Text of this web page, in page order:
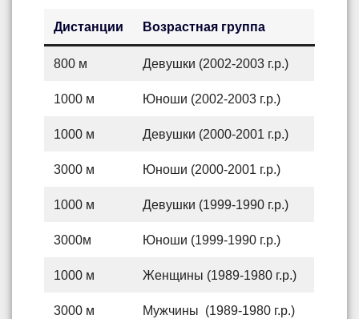
Дистанции Возрастная группа
800 м Девушки (2002-2003 г.р.)
1000 м Юноши (2002-2003 г.р.)
1000 м Девушки (2000-2001 г.р.)
3000 м Юноши (2000-2001 г.р.)
1000 м Девушки (1999-1990 г.р.)
3000м Юноши (1999-1990 г.р.)
1000 м Женщины (1989-1980 г.р.)
3000 м Мужчины (1989-1980 г.р.)